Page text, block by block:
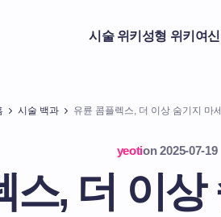
시술 위키 성형 위키 여
시술 백과 유륜 콤플렉스, 더 이상 숨기지 마
yeotion 2025-07-19
스, 더 이